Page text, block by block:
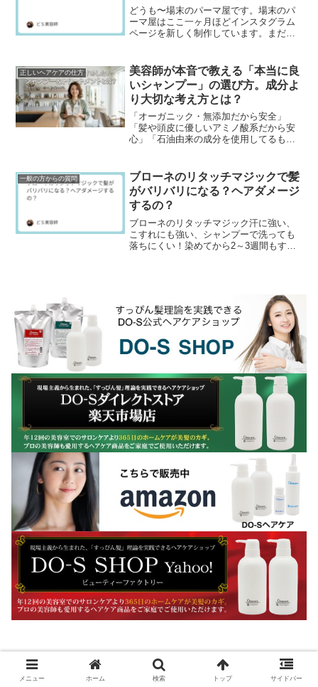
どうも〜場末のパーマ屋です。場末のパ
ーマ屋はここ一ヶ月ほどインスタグラム
ページを新しく制作しています。まだま
日記のインスタグラ...
正しいヘアケアの仕方
美容師が本音で教える「本当に良
いシャンプー」の選び方。成分よ
り大切な考え方とは？
「オーガニック・無添加だから安全」
「髪や頭皮に優しいアミノ酸系だから安
心」「石油由来の成分を使用してるもの
握る美容師たちが本当に...
一般の方からの質問
ブローネのリタッチマジックで髪
がバリバリになる？ヘアダメージ
するの？
ブローネのリタッチマジック汗に強い、
こすれにも強い、シャンプーで洗っても
落ちにくい！染めてから2～3週間もする
メニュー ホーム 検索 トップ サイドバー